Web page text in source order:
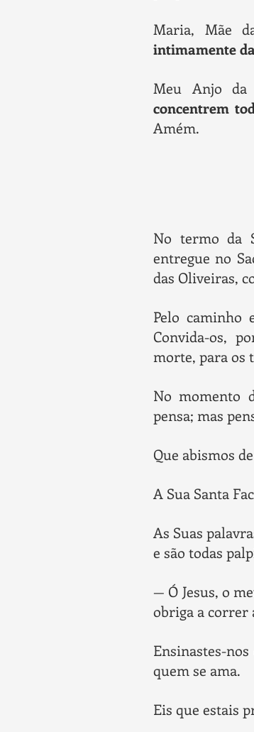
Maria, Mãe
intimamente
Meu Anjo da
concentrem
Amém.
No termo da
entregue no
das Oliveiras,
Pelo caminho
Convida-os,
morte, para os
No momento
pensa; mas
Que abismos
A Sua Santa
As Suas
e são todas
— Ó Jesus, o
obriga a correr
Ensinastes-
quem se ama.
Eis que estais